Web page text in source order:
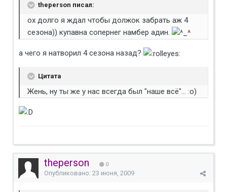
theperson писал:
ох долго я ждал чтобы должок забрать аж 4
сезона)) купавна сопернег намбер адин.
а чего я натворил 4 сезона назад?
Цитата
Жень, ну ты же у нас всегда был "наше всё"... :о)
theperson 0
Опубликовано: 23 июня, 2009